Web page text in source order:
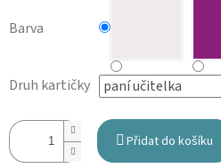
Barva
Druh kartičky
Přidat do košíku